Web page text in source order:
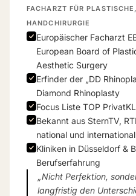
FACHARZT FÜR
HANDCHIRURGIE
Europäischer Facharzt
European Board of
Aesthetic Surgery
Erfinder der „DD
Diamond Rhinoplasty
Focus Liste TOP
Bekannt aus SternTV,
national und
Kliniken in Düsseldorf &
Berufserfahrung
„Nicht Perfektion,
langfristig den